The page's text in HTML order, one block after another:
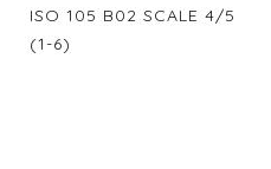
ISO 105 B02 SCALE 4/5
(1-6)